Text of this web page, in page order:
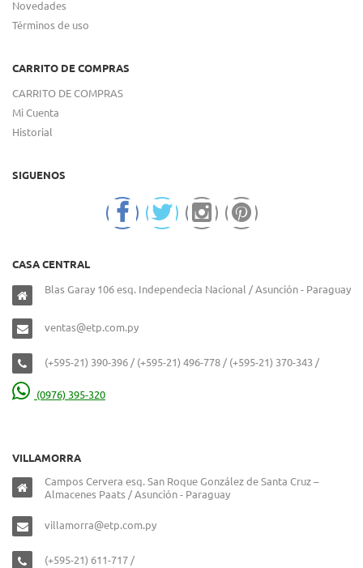
Novedades
Términos de uso
CARRITO DE COMPRAS
CARRITO DE COMPRAS
Mi Cuenta
Historial
SIGUENOS
CASA CENTRAL
Blas Garay 106 esq. Independecia Nacional / Asunción - Paraguay
ventas@etp.com.py
(+595-21) 390-396 / (+595-21) 496-778 / (+595-21) 370-343 /
(0976) 395-320
VILLAMORRA
Campos Cervera esq. San Roque González de Santa Cruz –
Almacenes Paats / Asunción - Paraguay
villamorra@etp.com.py
(+595-21) 611-717 /